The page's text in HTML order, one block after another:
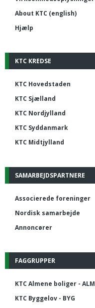
About KTC (english)
Hjælp
KTC KREDSE
KTC Hovedstaden
KTC Sjælland
KTC Nordjylland
KTC Syddanmark
KTC Midtjylland
SAMARBEJDSPARTNERE
Associerede foreninger
Nordisk samarbejde
Annoncører
FAGGRUPPER
KTC Almene boliger - ALM
KTC Byggelov - BYG